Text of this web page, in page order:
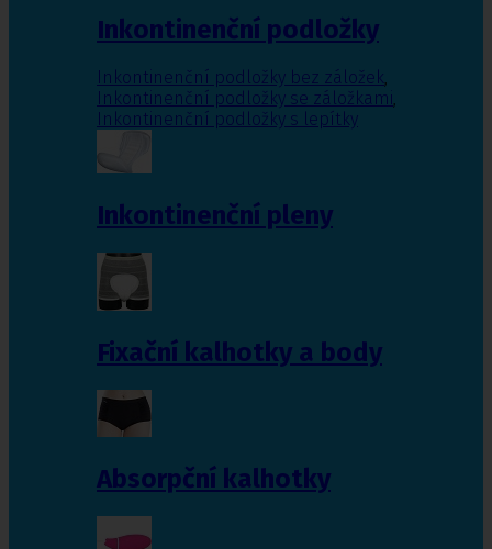
Inkontinenční podložky
Inkontinenční podložky bez záložek,
Inkontinenční podložky se záložkami,
Inkontinenční podložky s lepítky
Inkontinenční pleny
Fixační kalhotky a body
Absorpční kalhotky